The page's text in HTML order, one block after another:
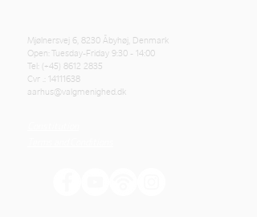
Mjølnersvej 6, 8230 Åbyhøj, Denmark
Open: Tuesday-Friday 9:30 - 14:00
Tel: (+45) 8612 2835
Cvr .: 14111638
aarhus@valgmenighed.dk